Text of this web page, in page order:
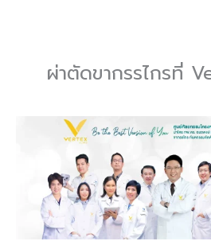
ผ่าตัดขากรรไกรที่